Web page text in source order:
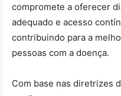
compromete a oferecer
adequado e acesso
contribuindo para a
pessoas com a doença.
Com base nas diretrizes